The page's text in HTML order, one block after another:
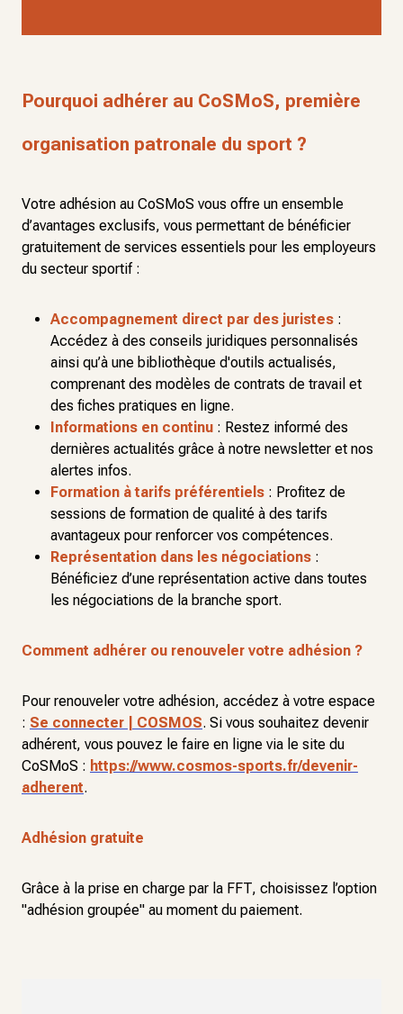
Pourquoi adhérer au CoSMoS, première
organisation patronale du sport ?
Votre adhésion au CoSMoS vous offre un ensemble
d’avantages exclusifs, vous permettant de bénéficier
gratuitement de services essentiels pour les employeurs
du secteur sportif :
Accompagnement direct par des juristes :
Accédez à des conseils juridiques personnalisés
ainsi qu’à une bibliothèque d'outils actualisés,
comprenant des modèles de contrats de travail et
des fiches pratiques en ligne.
Informations en continu : Restez informé des
dernières actualités grâce à notre newsletter et nos
alertes infos.
Formation à tarifs préférentiels : Profitez de
sessions de formation de qualité à des tarifs
avantageux pour renforcer vos compétences.
Représentation dans les négociations :
Bénéficiez d’une représentation active dans toutes
les négociations de la branche sport.
Comment adhérer ou renouveler votre adhésion ?
Pour renouveler votre adhésion, accédez à votre espace
: Se connecter | COSMOS. Si vous souhaitez devenir
adhérent, vous pouvez le faire en ligne via le site du
CoSMoS : https://www.cosmos-sports.fr/devenir-
adherent.
Adhésion gratuite
Grâce à la prise en charge par la FFT, choisissez l’option
"adhésion groupée" au moment du paiement.